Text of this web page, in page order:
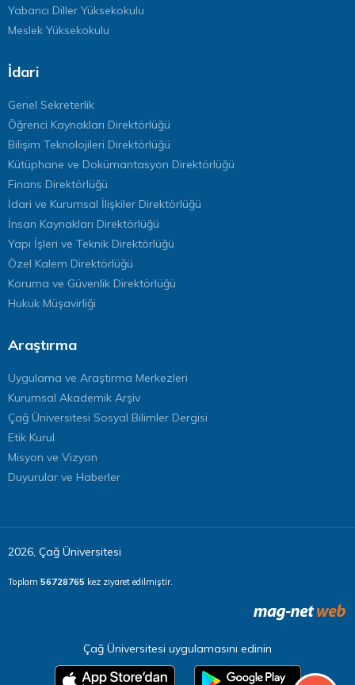
Yabancı Diller Yüksekokulu
Meslek Yüksekokulu
İdari
Genel Sekreterlik
Öğrenci Kaynakları Direktörlüğü
Bilişim Teknolojileri Direktörlüğü
Kütüphane ve Dokümantasyon Direktörlüğü
Finans Direktörlüğü
İdari ve Kurumsal İlişkiler Direktörlüğü
İnsan Kaynakları Direktörlüğü
Yapı İşleri ve Teknik Direktörlüğü
Özel Kalem Direktörlüğü
Koruma ve Güvenlik Direktörlüğü
Hukuk Müşavirliği
Araştırma
Uygulama ve Araştırma Merkezleri
Kurumsal Akademik Arşiv
Çağ Üniversitesi Sosyal Bilimler Dergisi
Etik Kurul
Misyon ve Vizyon
Duyurular ve Haberler
2026, Çağ Üniversitesi
Toplam 56728765 kez ziyaret edilmiştir.
Çağ Üniversitesi uygulamasını edinin